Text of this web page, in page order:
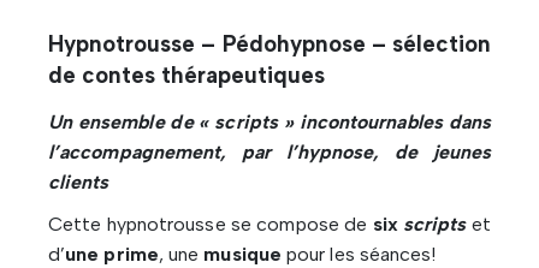
Hypnotrousse – Pédohypnose – sélection
de contes thérapeutiques
Un ensemble de « scripts » incontournables dans
l’accompagnement, par l’hypnose, de jeunes
clients
Cette hypnotrousse se compose de six scripts et
d’une prime, une musique pour les séances!